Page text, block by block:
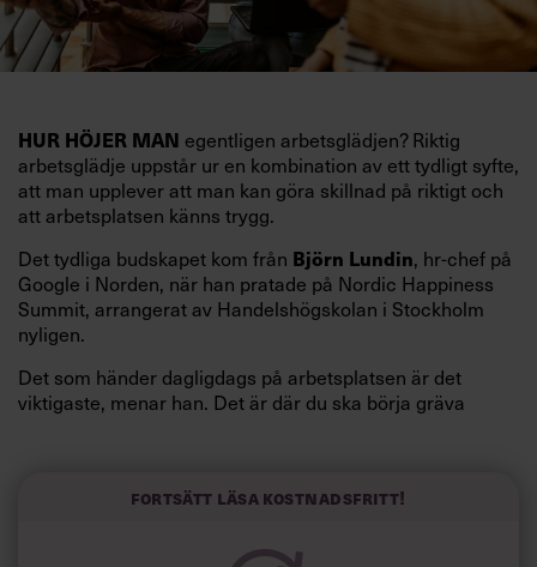
HUR HÖJER MAN egentligen arbetsglädjen? Riktig
arbetsglädje uppstår ur en kombination av ett tydligt syfte,
att man upplever att man kan göra skillnad på riktigt och
att arbetsplatsen känns trygg.
Det tydliga budskapet kom från Björn Lundin, hr-chef på
Google i Norden, när han pratade på Nordic Happiness
Summit, arrangerat av Handelshögskolan i Stockholm
nyligen.
Det som händer dagligdags på arbetsplatsen är det
viktigaste, menar han. Det är där du ska börja gräva
och höjt arbetsglädjen på Google:
Fortsätt läsa kostnadsfritt!